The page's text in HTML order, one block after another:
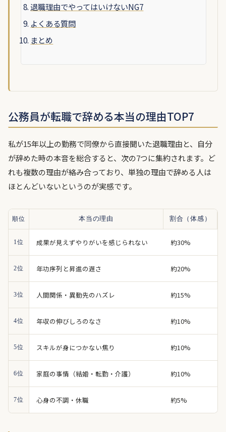
退職理由でやってはいけないNG7
よくある質問
まとめ
公務員が転職で辞める本当の理由TOP7
私が15年以上の勤務で同僚から直接聞いた退職理由と、自分
が辞めた時の本音を総合すると、次の7つに集約されます。ど
れも複数の理由が絡み合っており、単独の理由で辞める人は
ほとんどいないというのが実感です。
順位 本当の理由 割合（体感）
1位 成果が見えずやりがいを感じられない 約30%
2位 年功序列と昇進の遅さ 約20%
3位 人間関係・異動先のハズレ 約15%
4位 年収の伸びしろのなさ 約10%
5位 スキルが身につかない焦り 約10%
6位 家庭の事情（結婚・転勤・介護） 約10%
7位 心身の不調・休職 約5%